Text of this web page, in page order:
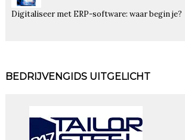
Digitaliseer met ERP-software: waar begin je?
BEDRIJVENGIDS UITGELICHT